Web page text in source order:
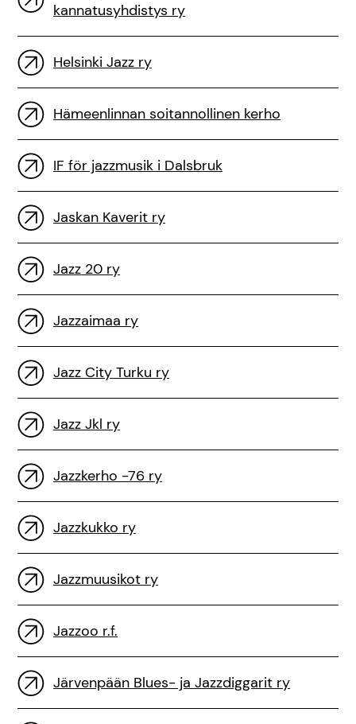
kannatusyhdistys ry
Helsinki Jazz ry
Hämeenlinnan soitannollinen kerho
IF för jazzmusik i Dalsbruk
Jaskan Kaverit ry
Jazz 20 ry
Jazzaimaa ry
Jazz City Turku ry
Jazz Jkl ry
Jazzkerho -76 ry
Jazzkukko ry
Jazzmuusikot ry
Jazzoo r.f.
Järvenpään Blues- ja Jazzdiggarit ry